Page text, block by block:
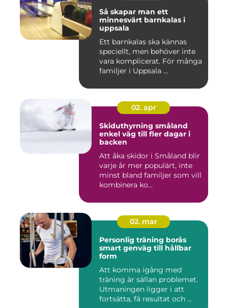
Så skapar man ett
minnesvärt barnkalas i
uppsala
Ett barnkalas ska kännas
speciellt, men behöver inte
vara komplicerat. För många
familjer i Uppsala ...
02. apr
Skiduthyrning småland
enkel väg till fler dagar i
backen
Att åka skidor i Småland blir
varje år mer populärt, inte
minst bland familjer som vill
kombinera ko...
02. mar
Personlig träning borås
smart genväg till hållbar
form
Att komma igång med
träning är sällan problemet.
Utmaningen ligger i att
fortsätta, få resultat och ...